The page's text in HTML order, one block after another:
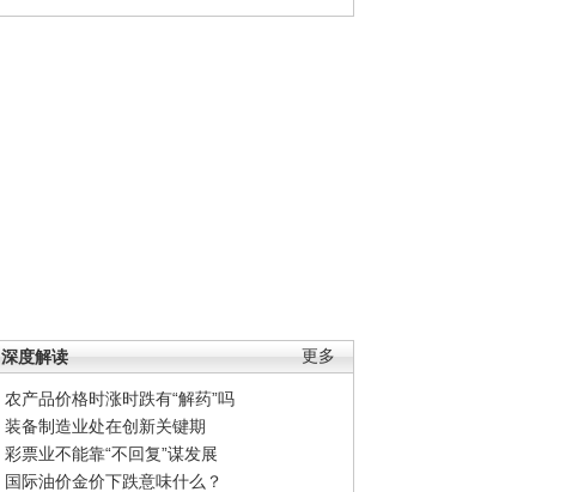
更多
深度解读
农产品价格时涨时跌有“解药”吗
装备制造业处在创新关键期
彩票业不能靠“不回复”谋发展
国际油价金价下跌意味什么？